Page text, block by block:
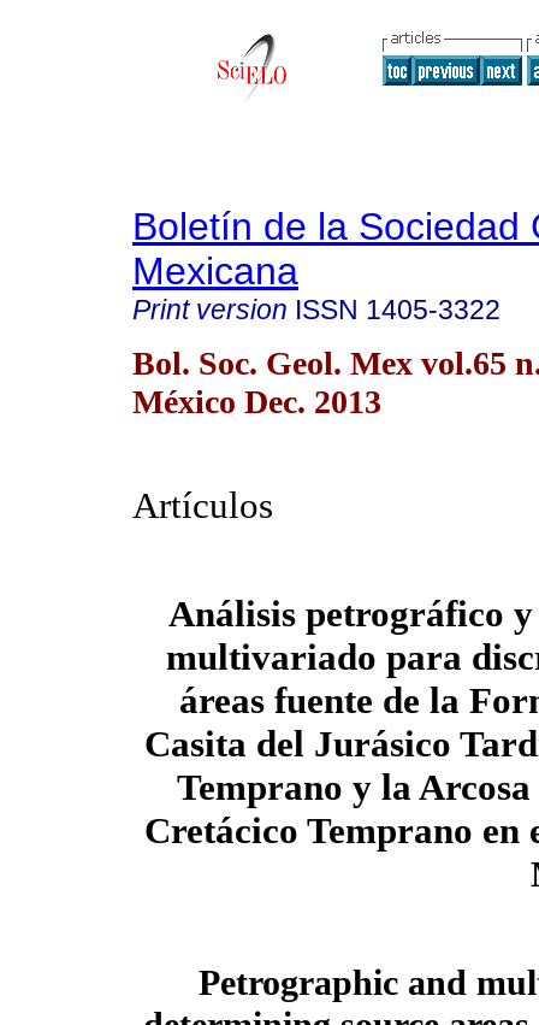
Boletín de la Sociedad
Mexicana
Print version ISSN 1405-3322
Bol. Soc. Geol. Mex vol.65
México Dec. 2013
Artículos
Análisis petrográfico y
multivariado para
áreas fuente de la
Casita del Jurásico
Temprano y la
Cretácico Temprano en
Petrographic and